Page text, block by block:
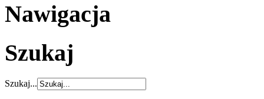
Nawigacja
Szukaj
Szukaj...